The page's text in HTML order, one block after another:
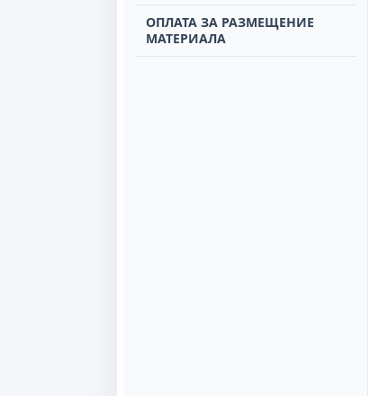
ОПЛАТА ЗА РАЗМЕЩЕНИЕ
МАТЕРИАЛА